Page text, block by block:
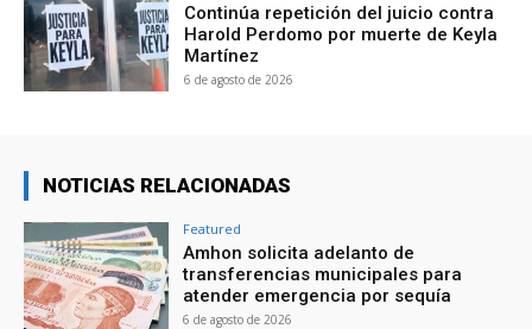
Continúa repetición del juicio contra
Harold Perdomo por muerte de Keyla
Martínez
6 de agosto de 2026
NOTICIAS RELACIONADAS
Featured
Amhon solicita adelanto de
transferencias municipales para
atender emergencia por sequía
6 de agosto de 2026